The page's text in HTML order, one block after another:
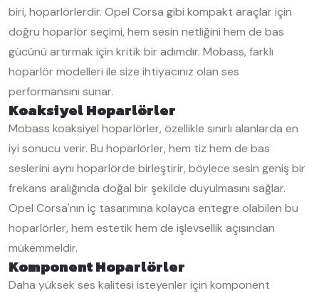
biri, hoparlörlerdir. Opel Corsa gibi kompakt araçlar için
doğru hoparlör seçimi, hem sesin netliğini hem de bas
gücünü artırmak için kritik bir adımdır. Mobass, farklı
hoparlör modelleri ile size ihtiyacınız olan ses
performansını sunar.
Koaksiyel Hoparlörler
Mobass koaksiyel hoparlörler, özellikle sınırlı alanlarda en
iyi sonucu verir. Bu hoparlörler, hem tiz hem de bas
seslerini aynı hoparlörde birleştirir, böylece sesin geniş bir
frekans aralığında doğal bir şekilde duyulmasını sağlar.
Opel Corsa'nın iç tasarımına kolayca entegre olabilen bu
hoparlörler, hem estetik hem de işlevsellik açısından
mükemmeldir.
Komponent Hoparlörler
Daha yüksek ses kalitesi isteyenler için komponent